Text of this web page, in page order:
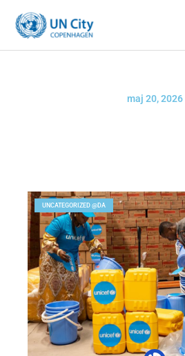
indholdet
maj 20, 2026
UNCATEGORIZED @DA